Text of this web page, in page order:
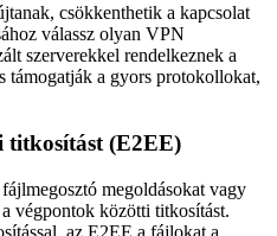
csökkenthetik a kapcsolat
válassz olyan VPN
szerverekkel rendelkeznek a
támogatják a gyors protokollokat,
titkosítást (E2EE)
megoldásokat vagy
végpontok közötti titkosítást.
az E2EE a fájlokat a